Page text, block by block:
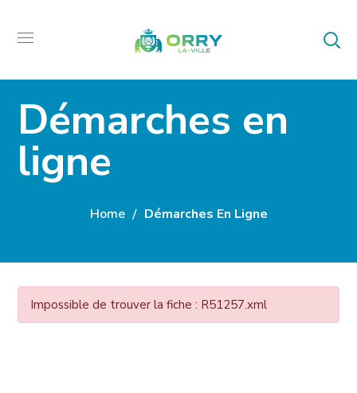
Démarches en
ligne
Home Démarches En Ligne
Impossible de trouver la fiche : R51257.xml